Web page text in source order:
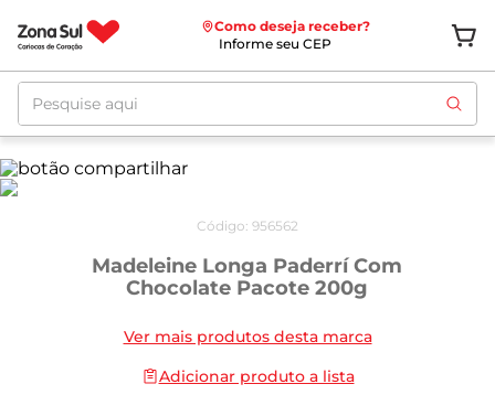
Como deseja receber?
Informe seu CEP
Pesquise aqui
Código: 956562
Madeleine Longa Paderrí Com
Chocolate Pacote 200g
Ver mais produtos desta marca
Adicionar produto a lista